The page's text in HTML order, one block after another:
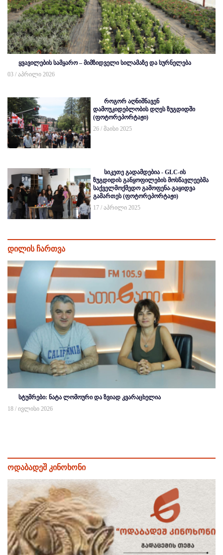
ყვავილების სამყარო – მიმზიდველი სილამაზე და სურნელება
03 / აპრილი 2026
როგორ აღნიშნავენ
დამოუკიდებლობის დღეს ზუგდიდში
(ფოტორეპორტაჟი)
26 / მაისი 2025
სიკეთე გადამდებია - GLC-ის
ზუგდიდის განყოფილების მოსწავლეებმა
საქველმოქმედო გამოფენა-გაყიდვა
გამართეს (ფოტორეპორტაჟი)
17 / აპრილი 2025
დილის ჩართვა
სტუმრები: ნატა ლომოური და ზვიად კვარაცხელია
18 / ივლისი 2026
ოდაბადეშ კინოხონი